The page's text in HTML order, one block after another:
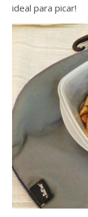
ideal para picar!